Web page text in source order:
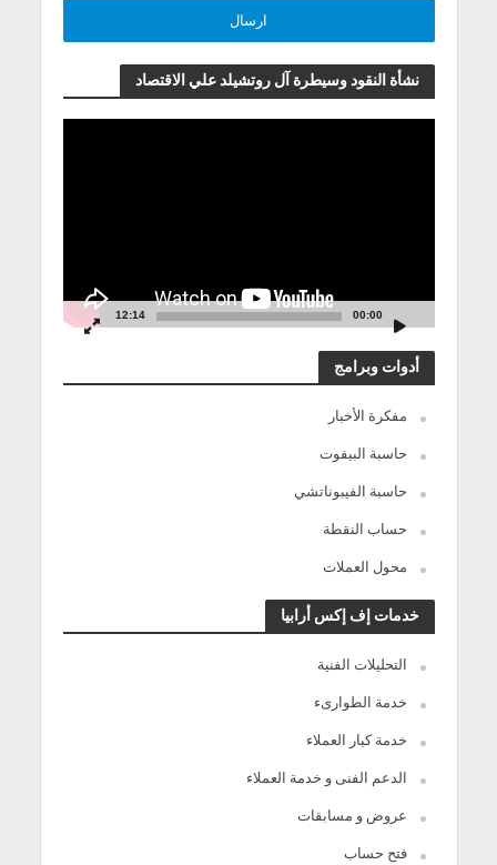
نشأة النقود وسيطرة آل روتشيلد علي الاقتصاد
00:00
12:14
أدوات وبرامج
مفكرة الأخبار
حاسبة البيفوت
حاسبة الفيبوناتشي
حساب النقطة
محول العملات
خدمات إف إكس أرابيا
التحليلات الفنية
خدمة الطوارىء
خدمة كبار العملاء
الدعم الفنى و خدمة العملاء
عروض و مسابقات
فتح حساب